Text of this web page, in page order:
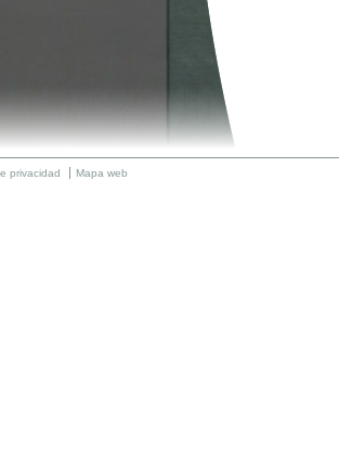
privacidad Mapa web